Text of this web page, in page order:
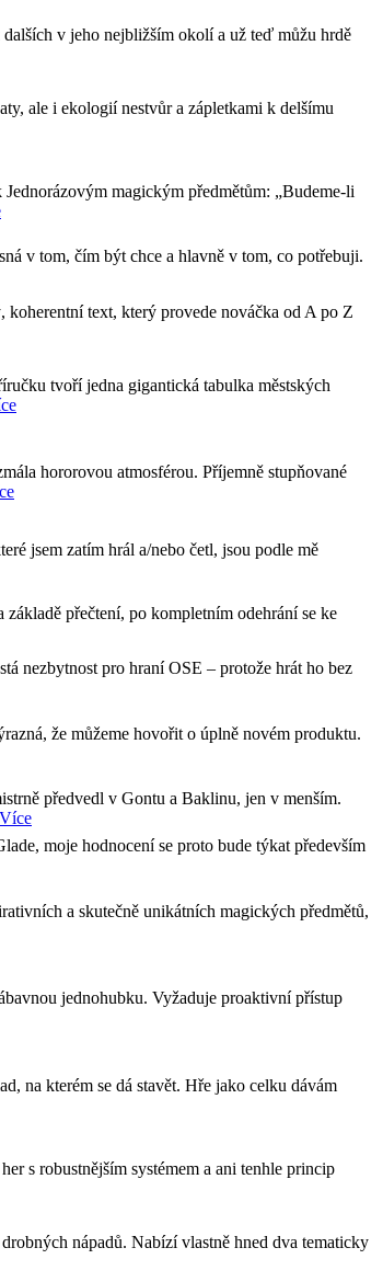
v jeho nejbližším okolí a už teď můžu hrdě
ale i ekologií nestvůr a zápletkami k delšímu
magickým předmětům: „Budeme-li
v tom, čím být chce a hlavně v tom, co potřebuji.
text, který provede nováčka od A po Z
tvoří jedna gigantická tabulka městských
hororovou atmosférou. Příjemně stupňované
jsem zatím hrál a/nebo četl, jsou podle mě
přečtení, po kompletním odehrání se ke
nezbytnost pro hraní OSE – protože hrát ho bez
že můžeme hovořit o úplně novém produktu.
předvedl v Gontu a Baklinu, jen v menším.
Více
moje hodnocení se proto bude týkat především
a skutečně unikátních magických předmětů,
jednohubku. Vyžaduje proaktivní přístup
na kterém se dá stavět. Hře jako celku dávám
s robustnějším systémem a ani tenhle princip
nápadů. Nabízí vlastně hned dva tematicky